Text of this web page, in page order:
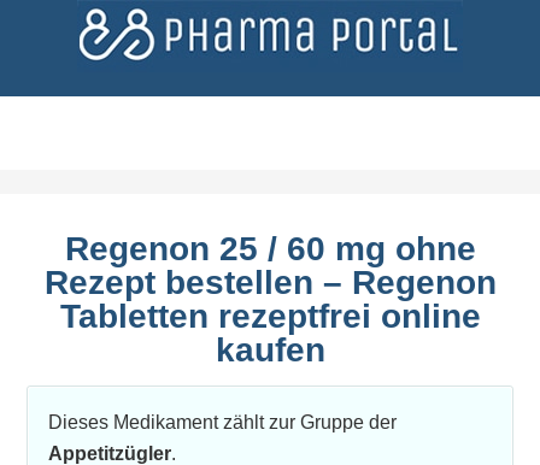
Regenon 25 / 60 mg ohne
Rezept bestellen – Regenon
Tabletten rezeptfrei online
kaufen
Dieses Medikament zählt zur Gruppe der
Appetitzügler.